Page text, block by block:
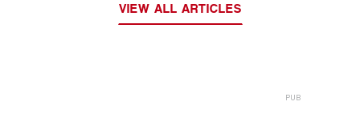
VIEW ALL ARTICLES